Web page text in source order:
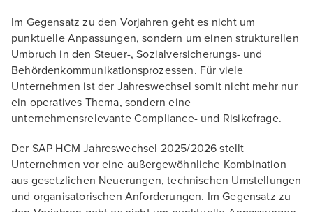
Im Gegensatz zu den Vorjahren geht es nicht um
punktuelle Anpassungen, sondern um einen strukturellen
Umbruch in den Steuer-, Sozialversicherungs- und
Behördenkommunikationsprozessen. Für viele
Unternehmen ist der Jahreswechsel somit nicht mehr nur
ein operatives Thema, sondern eine
unternehmensrelevante Compliance- und Risikofrage.
Der SAP HCM Jahreswechsel 2025/2026 stellt
Unternehmen vor eine außergewöhnliche Kombination
aus gesetzlichen Neuerungen, technischen Umstellungen
und organisatorischen Anforderungen. Im Gegensatz zu